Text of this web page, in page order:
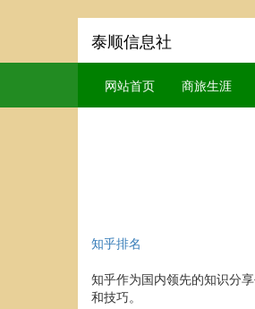
泰顺信息社
网站首页 商旅生涯
知乎排名
知乎作为国内领先的知识分
和技巧。